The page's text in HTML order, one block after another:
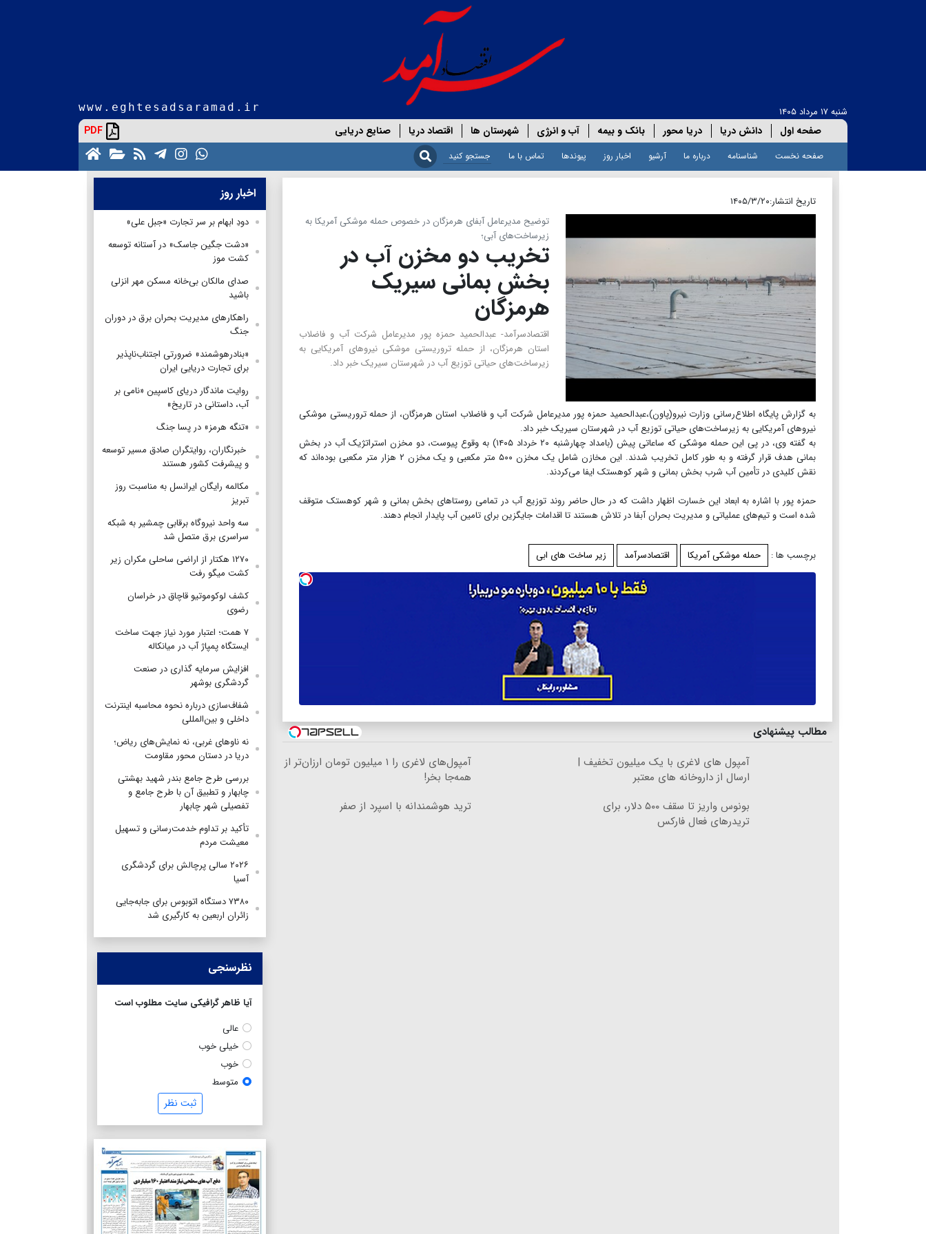
شنبه ۱۷ مرداد ۱۴۰۵ www.eghtesadsaramad.ir
صفحه اول دانش دریا دریا محور بانک و بیمه آب و انرژی شهرستان ها اقتصاد دریا صنایع دریایی PDF
صفحه نخست شناسنامه درباره ما آرشیو اخبار روز پیوندها تماس با ما
تاریخ انتشار:۱۴۰۵/۳/۲۰
توضیح مدیرعامل آبفای هرمزگان در خصوص حمله موشکی آمریکا به
زیرساخت‌های آبی؛
تخریب دو مخزن آب در
بخش بمانی سیریک
هرمزگان
اقتصادسرآمد- عبدالحمید حمزه پور مدیرعامل شرکت آب و فاضلاب
استان هرمزگان، از حمله تروریستی موشکی نیروهای آمریکایی به
زیرساخت‌های حیاتی توزیع آب در شهرستان سیریک خبر داد.
به گزارش پایگاه اطلاع‌رسانی وزارت نیرو(پاون)،عبدالحمید حمزه پور مدیرعامل شرکت آب و فاضلاب استان هرمزگان، از حمله تروریستی موشکی
نیروهای آمریکایی به زیرساخت‌های حیاتی توزیع آب در شهرستان سیریک خبر داد.
به گفته وی، در پی این حمله موشکی که ساعاتی پیش (بامداد چهارشنبه ۲۰ خرداد ۱۴۰۵) به وقوع پیوست، دو مخزن استراتژیک آب در بخش
بمانی هدف قرار گرفته و به طور کامل تخریب شدند. این مخازن شامل یک مخزن ۵۰۰ متر مکعبی و یک مخزن ۲ هزار متر مکعبی بوده‌اند که
نقش کلیدی در تأمین آب شرب بخش بمانی و شهر کوهستک ایفا می‌کردند.
حمزه پور با اشاره به ابعاد این خسارت اظهار داشت که در حال حاضر روند توزیع آب در تمامی روستاهای بخش بمانی و شهر کوهستک متوقف
شده است و تیم‌های عملیاتی و مدیریت بحران آبفا در تلاش هستند تا اقدامات جایگزین برای تامین آب پایدار انجام دهند.
برچسب ها : حمله موشکی آمریکا اقتصادسرآمد زیر ساخت های ابی
مطالب پیشنهادی
آمپول های لاغری با یک میلیون تخفیف |
ارسال از داروخانه های معتبر
آمپول‌های لاغری را ۱ میلیون تومان ارزان‌تر از
همه‌جا بخر!
بونوس واریز تا سقف ۵۰۰ دلار، برای
تریدرهای فعال فارکس
ترید هوشمندانه با اسپرد از صفر
اخبار روز
دودِ ابهام بر سر تجارت «جبل علی»
«دشت جگین جاسک» در آستانه توسعه
کشت موز
صدای مالکان بی‌خانه مسکن مهر انزلی
باشید
راهکارهای مدیریت بحران برق در دوران
جنگ
«بنادرهوشمند» ضرورتی اجتناب‌ناپذیر
برای تجارت دریایی ایران
روایت ماندگار دریای کاسپین «نامی بر
آب، داستانی در تاریخ»
«تنگه هرمز» در پسا جنگ
‌ خبرنگاران، روایتگران صادق مسیر توسعه
و پیشرفت کشور هستند
مکالمه رایگان ایرانسل به مناسبت روز
تبریز
سه واحد نیروگاه برقابی چمشیر به شبکه
سراسری برق متصل شد
۱۲۷۰ هکتار از اراضی ساحلی مکران زیر
کشت میگو رفت
کشف لوکوموتیو قاچاق در خراسان
رضوی
۷ همت؛ اعتبار مورد نیاز جهت ساخت
ایستگاه پمپاژ آب در میانکاله
افزایش سرمایه گذاری در صنعت
گردشگری بوشهر
شفاف‌سازی درباره نحوه محاسبه اینترنت
داخلی و بین‌المللی
نه ناوهای غربی، نه نمایش‌های ریاض؛
دریا در دستان محور مقاومت
بررسی طرح جامع بندر شهید بهشتی
چابهار و تطبیق آن با طرح جامع و
تفصیلی شهر چابهار
تأکید بر تداوم خدمت‌رسانی و تسهیل
معیشت مردم
۲۰۲۶ سالی پرچالش برای گردشگری
آسیا
۷۳۸۰ دستگاه اتوبوس برای جابه‌جایی
زائران اربعین به‌ کارگیری شد
نظرسنجی
آیا ظاهر گرافیکی سایت مطلوب است
عالی
خیلی خوب
خوب
متوسط
ثبت نظر